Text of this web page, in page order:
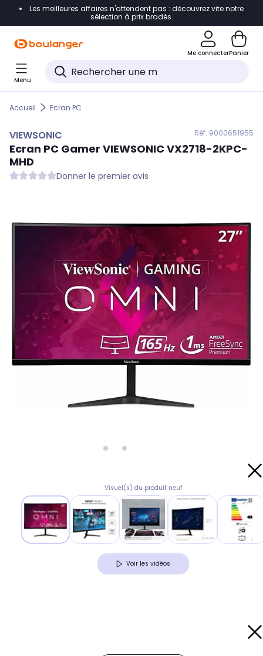
Accéder directement à la navigation
Accéder directement au pied de page
Accéder directement au chatbot
Les meilleures affaires n'attendent pas : découvrez vite notre
sélection à prix bradés.
Me connecterPanier
Menu
Accueil Ecran PC
VIEWSONIC Réf. 9000651955
Ecran PC Gamer VIEWSONICVX2718-2KPC-
MHD
Donner le premier avis
Visuel(s) du produit neuf
Voir les vidéos